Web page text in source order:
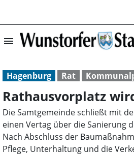
menu
Hagenburg Rat
Rathausvorplatz
Die Samtgemeinde schließt mit
einen Vertag über die Sanierung
Nach Abschluss der
Pflege, Unterhaltung und die